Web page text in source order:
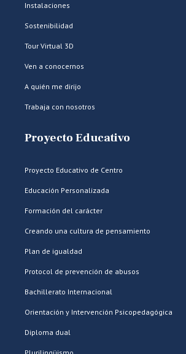
Instalaciones
Sostenibilidad
Tour Virtual 3D
Ven a conocernos
A quién me dirijo
Trabaja con nosotros
Proyecto Educativo
Proyecto Educativo de Centro
Educación Personalizada
Formación del carácter
Creando una cultura de pensamiento
Plan de igualdad
Protocol de prevención de abusos
Bachillerato Internacional
Orientación y Intervención Psicopedagógica
Diploma dual